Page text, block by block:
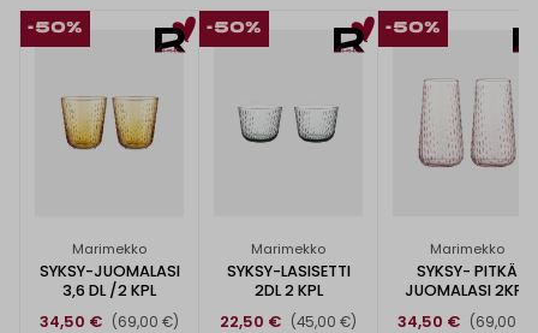
-50%
Marimekko
SYKSY-JUOMALASI
3,6 DL /2 KPL
34,50 € (69,00 €)
-50%
Marimekko
SYKSY-LASISETTI
2DL 2 KPL
22,50 € (45,00 €)
-50%
Marimekko
SYKSY- PITKÄ
JUOMALASI 2KPL
34,50 € (69,00 €)